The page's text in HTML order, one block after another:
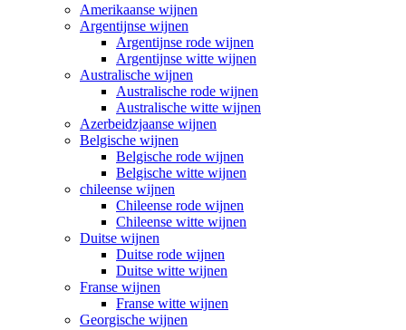
Amerikaanse wijnen
Argentijnse wijnen
Argentijnse rode wijnen
Argentijnse witte wijnen
Australische wijnen
Australische rode wijnen
Australische witte wijnen
Azerbeidzjaanse wijnen
Belgische wijnen
Belgische rode wijnen
Belgische witte wijnen
chileense wijnen
Chileense rode wijnen
Chileense witte wijnen
Duitse wijnen
Duitse rode wijnen
Duitse witte wijnen
Franse wijnen
Franse witte wijnen
Georgische wijnen